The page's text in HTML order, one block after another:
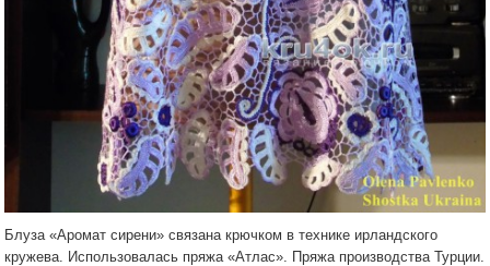
Блуза «Аромат сирени» связана крючком в технике ирландского
кружева. Использовалась пряжа «Атлас». Пряжа производства Турции.